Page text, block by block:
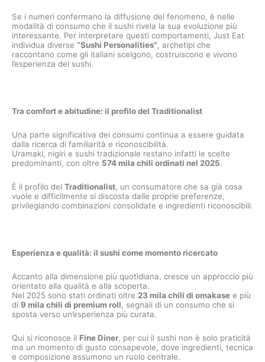
Se i numeri confermano la diffusione del fenomeno, è nelle
modalità di consumo che il sushi rivela la sua evoluzione più
interessante. Per interpretare questi comportamenti, Just Eat
individua diverse “Sushi Personalities”, archetipi che
raccontano come gli italiani scelgono, costruiscono e vivono
l’esperienza del sushi.
Tra comfort e abitudine: il profilo del Traditionalist
Una parte significativa dei consumi continua a essere guidata
dalla ricerca di familiarità e riconoscibilità.
Uramaki, nigiri e sushi tradizionale restano infatti le scelte
predominanti, con oltre 574 mila chili ordinati nel 2025.
È il profilo del Traditionalist, un consumatore che sa già cosa
vuole e difficilmente si discosta dalle proprie preferenze,
privilegiando combinazioni consolidate e ingredienti riconoscibili.
Esperienza e qualità: il sushi come momento ricercato
Accanto alla dimensione più quotidiana, cresce un approccio più
orientato alla qualità e alla scoperta.
Nel 2025 sono stati ordinati oltre 23 mila chili di omakase e più
di 9 mila chili di premium roll, segnali di un consumo che si
sposta verso un’esperienza più curata.
Qui si riconosce il Fine Diner, per cui il sushi non è solo praticità
ma un momento di gusto consapevole, dove ingredienti, tecnica
e composizione assumono un ruolo centrale.